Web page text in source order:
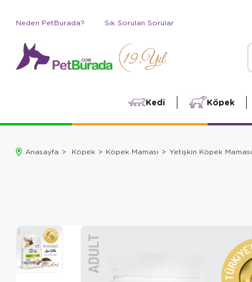
Neden PetBurada? Sık Sorulan Sorular
Kedi Köpek
Anasayfa Köpek Köpek Maması Yetişkin Köpek Maması